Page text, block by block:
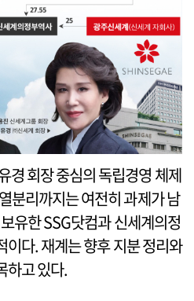
경 회장 중심의 독립경영 체제
분리까지는 여전히 과제가 남
유한 SSG닷컴과 신세계의정
이다. 재계는 향후 지분 정리와
하고 있다.